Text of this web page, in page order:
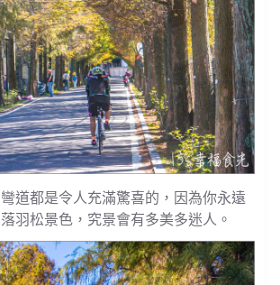
道都是令人充滿驚喜的，因為你永遠
羽松景色，究景會有多美多迷人。